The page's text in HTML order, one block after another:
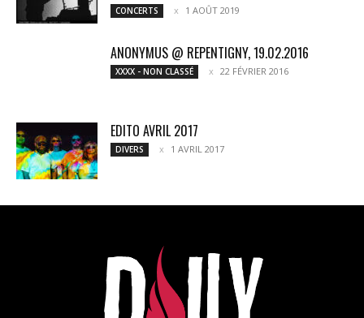
CONCERTS 1 AOÛT 2019
ANONYMUS @ REPENTIGNY, 19.02.2016
XXXX - NON CLASSÉ 22 FÉVRIER 2016
EDITO AVRIL 2017
DIVERS 1 AVRIL 2017